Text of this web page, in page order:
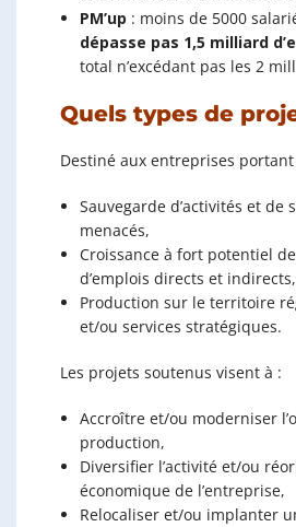
PM’up : moins de 5000
dépasse pas 1,5 milliard
total n’excédant pas les 2
Quels types de
Destiné aux entreprises
Sauvegarde d’activités et de
menacés,
Croissance à fort potentiel
d’emplois directs et indirects,
Production sur le territoire
et/ou services stratégiques.
Les projets soutenus visent à :
Accroître et/ou moderniser
production,
Diversifier l’activité et/ou
économique de l’entreprise,
Relocaliser et/ou implanter